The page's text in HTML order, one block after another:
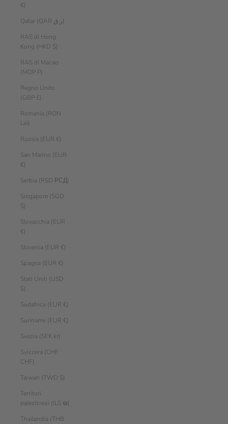
€)
Qatar (QAR ر.ق)
RAS di Hong
Kong (HKD $)
RAS di Macao
(MOP P)
Regno Unito
(GBP £)
Romania (RON
Lei)
Russia (EUR €)
San Marino (EUR
€)
Serbia (RSD РСД)
Singapore (SGD
$)
Slovacchia (EUR
€)
Slovenia (EUR €)
Spagna (EUR €)
Stati Uniti (USD
$)
Sudafrica (EUR €)
Suriname (EUR €)
Svezia (SEK kr)
Svizzera (CHF
CHF)
Taiwan (TWD $)
Territori
palestinesi (ILS ₪)
Thailandia (THB